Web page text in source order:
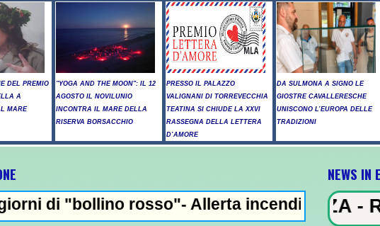
DEL PREMIO
A
MARE
"YOGA AND THE MOON": IL 12
AGOSTO IL NOVILUNIO
INCONTRA IL MARE DELLA
RISERVA BORSACCHIO
PRESSO IL PALAZZO
VALIGNANI DI TORREVECCHIA
TEATINA SI CHIUDE LA XXVI
RASSEGNA DELLA LETTERA
D’AMORE
DA SULMONA A SIGNO LE
GIOSTRE CAVALLERESCHE
UNISCONO L’EUROPA DELLE
TRADIZIONI
Allerta incendi in Abruzzo, giornata
NEWS IN
NEWS IN EVIDENZA - Raid russi su